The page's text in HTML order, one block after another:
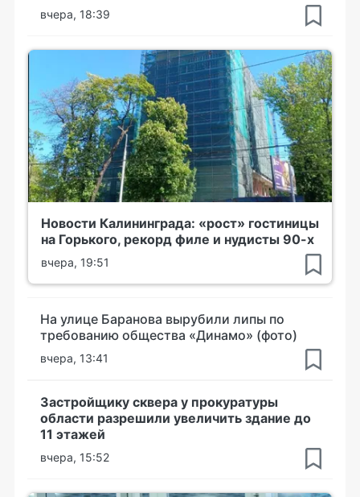
вчера, 18:39
Новости Калининграда: «рост» гостиницы
на Горького, рекорд филе и нудисты 90-х
вчера, 19:51
На улице Баранова вырубили липы по
требованию общества «Динамо» (фото)
вчера, 13:41
Застройщику сквера у прокуратуры
области разрешили увеличить здание до
11 этажей
вчера, 15:52